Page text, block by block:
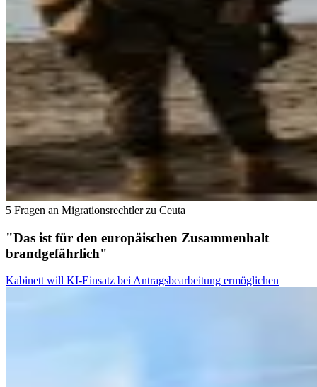
5 Fragen an Migrationsrechtler zu Ceuta
"Das ist für den europäischen Zusammenhalt
brandgefährlich"
Kabinett will KI-Einsatz bei Antragsbearbeitung ermöglichen